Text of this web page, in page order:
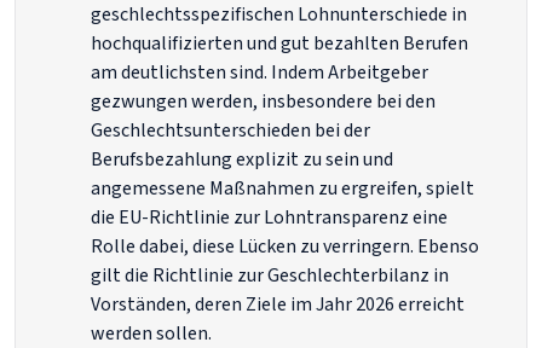
geschlechtsspezifischen Lohnunterschiede in
hochqualifizierten und gut bezahlten Berufen
am deutlichsten sind. Indem Arbeitgeber
gezwungen werden, insbesondere bei den
Geschlechtsunterschieden bei der
Berufsbezahlung explizit zu sein und
angemessene Maßnahmen zu ergreifen, spielt
die EU-Richtlinie zur Lohntransparenz eine
Rolle dabei, diese Lücken zu verringern. Ebenso
gilt die Richtlinie zur Geschlechterbilanz in
Vorständen, deren Ziele im Jahr 2026 erreicht
werden sollen.